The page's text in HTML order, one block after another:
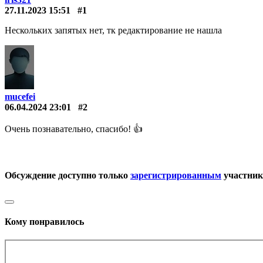
27.11.2023 15:51
#1
Нескольких запятых нет, тк редактирование не нашла
mucefei
06.04.2024 23:01
#2
Очень познавательно, спасибо! 👍
Обсуждение доступно только зарегистрированным
Кому понравилось